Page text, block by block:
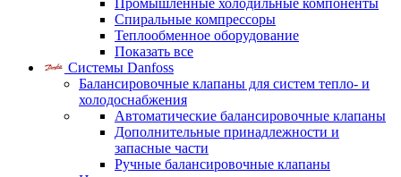
Промышленные холодильные компоненты
Спиральные компрессоры
Теплообменное оборудование
Показать все
Системы Danfoss
Балансировочные клапаны для систем тепло- и
холодоснабжения
Автоматические балансировочные клапаны
Дополнительные принадлежности и
запасные части
Ручные балансировочные клапаны